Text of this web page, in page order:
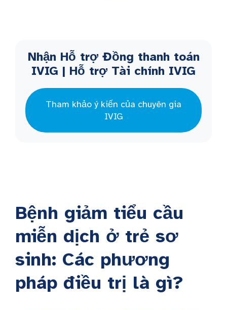
Nhận Hỗ trợ Đồng thanh toán
IVIG | Hỗ trợ Tài chính IVIG
Tham khảo ý kiến của chuyên gia
IVIG
Bệnh giảm tiểu cầu
miễn dịch ở trẻ sơ
sinh: Các phương
pháp điều trị là gì?